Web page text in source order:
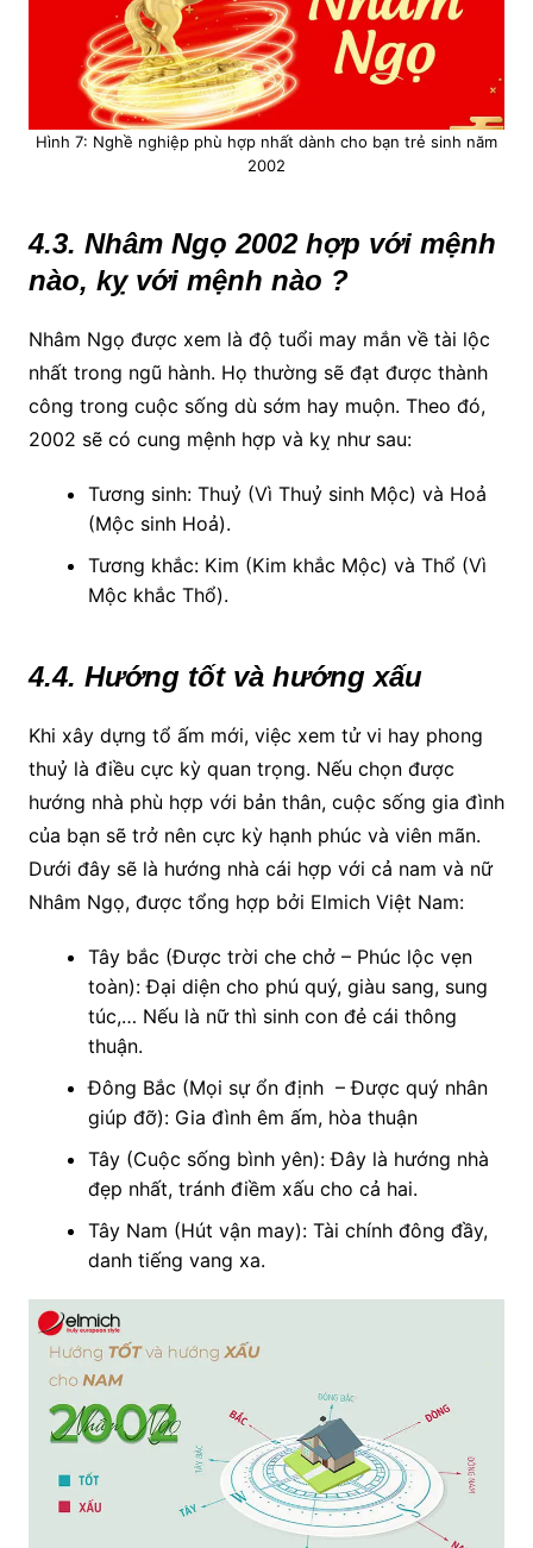
Hình 7: Nghề nghiệp phù hợp nhất dành cho bạn trẻ sinh năm
2002
4.3. Nhâm Ngọ 2002 hợp với mệnh
nào, kỵ với mệnh nào ?
Nhâm Ngọ được xem là độ tuổi may mắn về tài lộc
nhất trong ngũ hành. Họ thường sẽ đạt được thành
công trong cuộc sống dù sớm hay muộn. Theo đó,
2002 sẽ có cung mệnh hợp và kỵ như sau:
Tương sinh: Thuỷ (Vì Thuỷ sinh Mộc) và Hoả
(Mộc sinh Hoả).
Tương khắc: Kim (Kim khắc Mộc) và Thổ (Vì
Mộc khắc Thổ).
4.4. Hướng tốt và hướng xấu
Khi xây dựng tổ ấm mới, việc xem tử vi hay phong
thuỷ là điều cực kỳ quan trọng. Nếu chọn được
hướng nhà phù hợp với bản thân, cuộc sống gia đình
của bạn sẽ trở nên cực kỳ hạnh phúc và viên mãn.
Dưới đây sẽ là hướng nhà cái hợp với cả nam và nữ
Nhâm Ngọ, được tổng hợp bởi Elmich Việt Nam:
Tây bắc (Được trời che chở – Phúc lộc vẹn
toàn): Đại diện cho phú quý, giàu sang, sung
túc,… Nếu là nữ thì sinh con đẻ cái thông
thuận.
Đông Bắc (Mọi sự ổn định – Được quý nhân
giúp đỡ): Gia đình êm ấm, hòa thuận
Tây (Cuộc sống bình yên): Đây là hướng nhà
đẹp nhất, tránh điềm xấu cho cả hai.
Tây Nam (Hút vận may): Tài chính đông đầy,
danh tiếng vang xa.